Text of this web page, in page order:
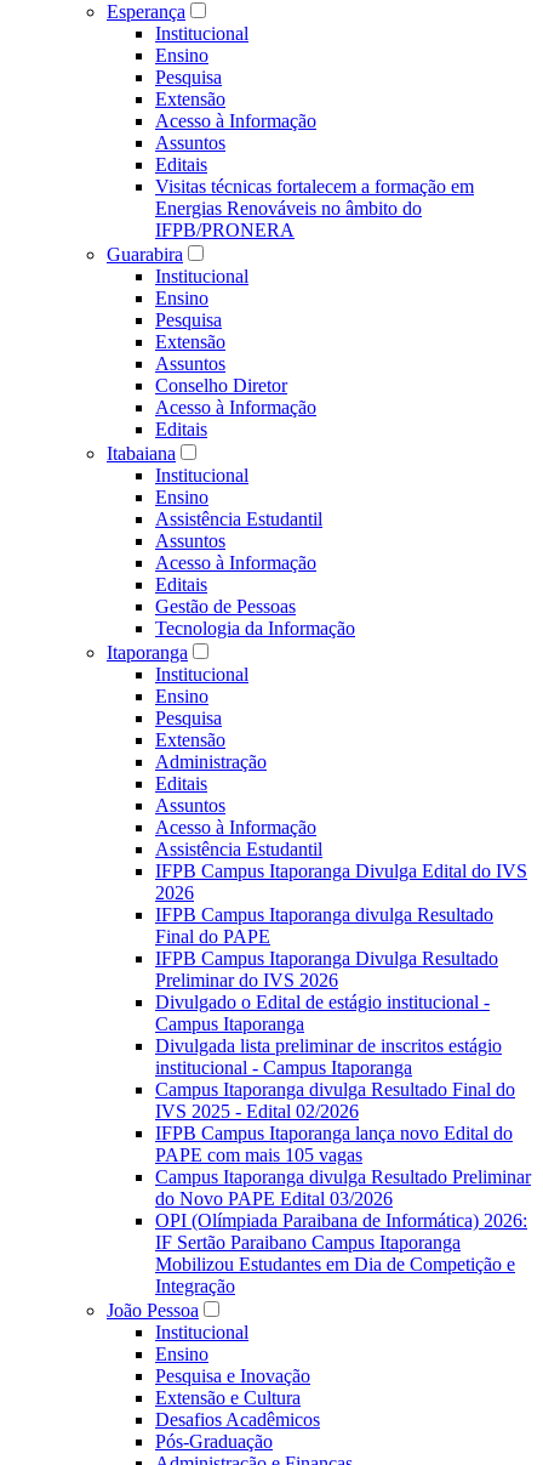
Esperança
Institucional
Ensino
Pesquisa
Extensão
Acesso à Informação
Assuntos
Editais
Visitas técnicas fortalecem a formação em
Energias Renováveis no âmbito do
IFPB/PRONERA
Guarabira
Institucional
Ensino
Pesquisa
Extensão
Assuntos
Conselho Diretor
Acesso à Informação
Editais
Itabaiana
Institucional
Ensino
Assistência Estudantil
Assuntos
Acesso à Informação
Editais
Gestão de Pessoas
Tecnologia da Informação
Itaporanga
Institucional
Ensino
Pesquisa
Extensão
Administração
Editais
Assuntos
Acesso à Informação
Assistência Estudantil
IFPB Campus Itaporanga Divulga Edital do IVS
2026
IFPB Campus Itaporanga divulga Resultado
Final do PAPE
IFPB Campus Itaporanga Divulga Resultado
Preliminar do IVS 2026
Divulgado o Edital de estágio institucional -
Campus Itaporanga
Divulgada lista preliminar de inscritos estágio
institucional - Campus Itaporanga
Campus Itaporanga divulga Resultado Final do
IVS 2025 - Edital 02/2026
IFPB Campus Itaporanga lança novo Edital do
PAPE com mais 105 vagas
Campus Itaporanga divulga Resultado Preliminar
do Novo PAPE Edital 03/2026
OPI (Olímpiada Paraibana de Informática) 2026:
IF Sertão Paraibano Campus Itaporanga
Mobilizou Estudantes em Dia de Competição e
Integração
João Pessoa
Institucional
Ensino
Pesquisa e Inovação
Extensão e Cultura
Desafios Acadêmicos
Pós-Graduação